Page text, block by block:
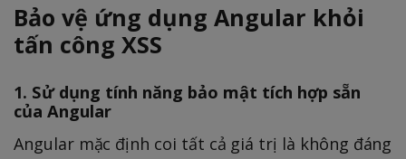
Bảo vệ ứng dụng Angular khỏi
tấn công XSS
1. Sử dụng tính năng bảo mật tích hợp sẵn
của Angular
Angular mặc định coi tất cả giá trị là không đáng